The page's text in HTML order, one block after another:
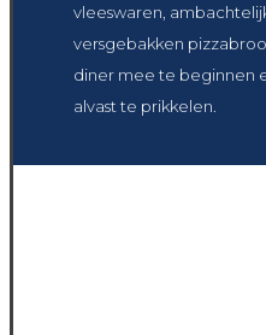
vleeswaren,
versgebakken
diner mee te beginnen
alvast te prikkelen.